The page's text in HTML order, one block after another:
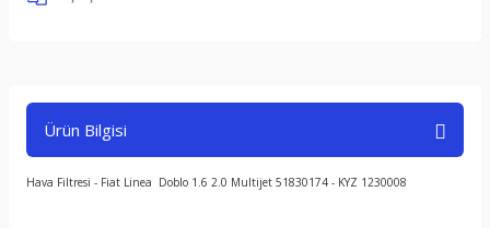
Ürün Bilgisi
Hava Filtresi - Fiat Linea Doblo 1.6 2.0 Multijet 51830174 - KYZ 1230008